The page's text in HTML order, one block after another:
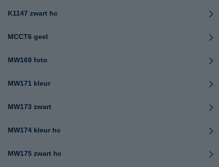
K1147 zwart hc
MCCT6 geel
MW169 foto
MW171 kleur
MW173 zwart
MW174 kleur hc
MW175 zwart hc